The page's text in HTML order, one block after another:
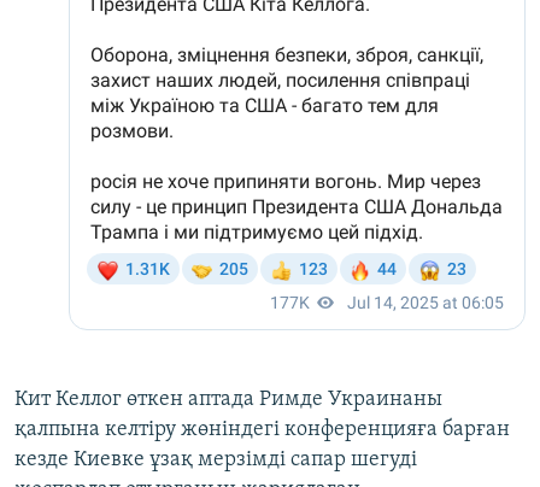
Кит Келлог өткен аптада Римде Украинаны
қалпына келтіру жөніндегі конференцияға барған
кезде Киевке ұзақ мерзімді сапар шегуді